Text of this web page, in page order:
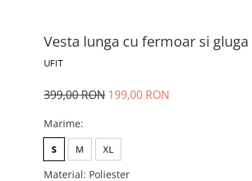
Vesta lunga cu fermoar si gluga
UFIT
399,00 RON 199,00 RON
Marime:
S M XL
Material: Poliester